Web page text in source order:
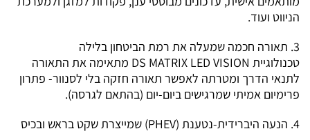
הניווט ועוד.
3. תאורה חכמה שמעלה את רמת הביטחון בלילה
טכנולוגיית DS MATRIX LED VISION מתאימה את התאורה
לתנאי הדרך ומטרתה לאפשר תאורה חזקה בלי לסנוור- פתרון
פרימיום אמיתי שמרגישים ביום-יום (בהתאם לגרסה).
4. הנעה היברידית-נטענת (PHEV) שמייצרת שקט בראש ובכיס